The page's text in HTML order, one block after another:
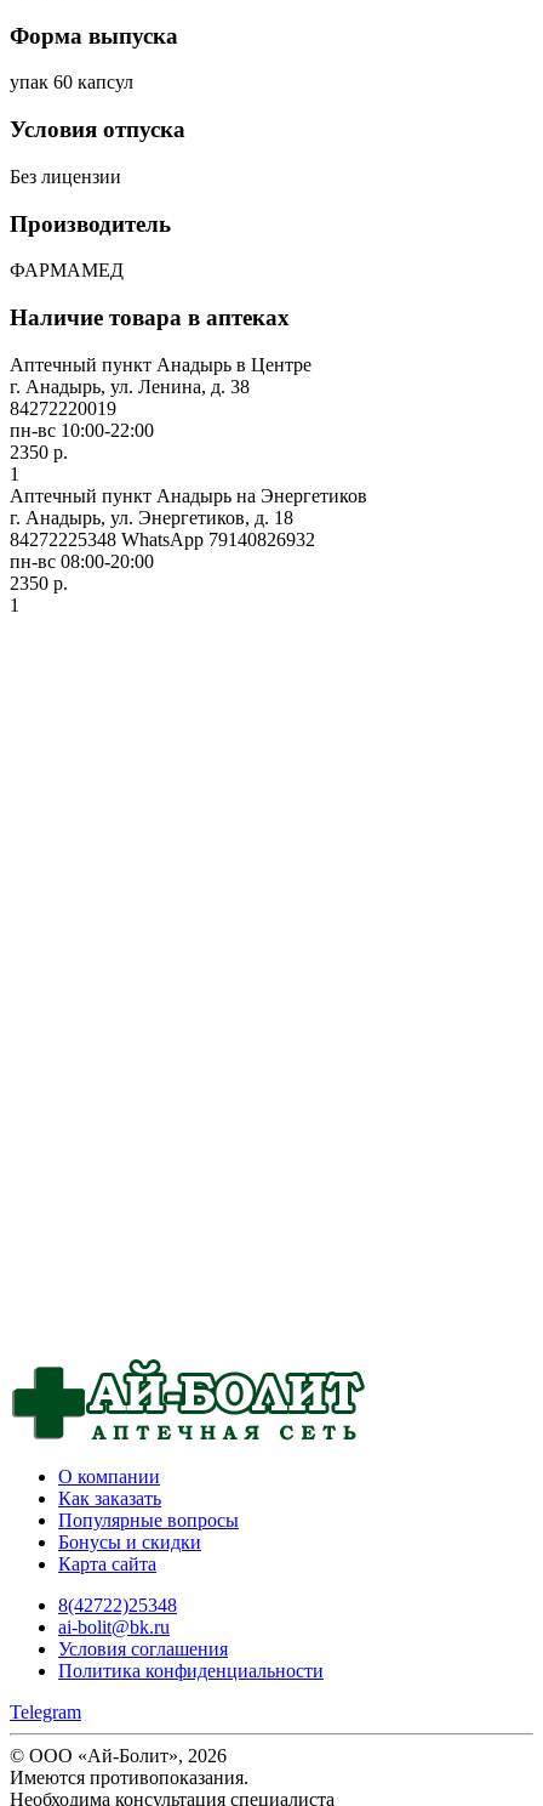
Форма выпуска
упак 60 капсул
Условия отпуска
Без лицензии
Производитель
ФАРМАМЕД
Наличие товара в аптеках
Аптечный пункт Анадырь в Центре
г. Анадырь, ул. Ленина, д. 38
84272220019
пн-вс 10:00-22:00
2350 р.
1
Аптечный пункт Анадырь на Энергетиков
г. Анадырь, ул. Энергетиков, д. 18
84272225348 WhatsApp 79140826932
пн-вс 08:00-20:00
2350 р.
1
О компании
Как заказать
Популярные вопросы
Бонусы и скидки
Карта сайта
8(42722)25348
ai-bolit@bk.ru
Условия соглашения
Политика конфиденциальности
Telegram
© ООО «Ай-Болит», 2026
Имеются противопоказания.
Необходима консультация специалиста